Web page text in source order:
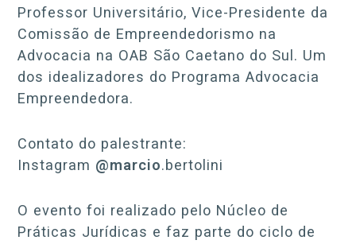
Professor Universitário, Vice-Presidente da
Comissão de Empreendedorismo na
Advocacia na OAB São Caetano do Sul. Um
dos idealizadores do Programa Advocacia
Empreendedora.
Contato do palestrante:
Instagram @marcio.bertolini
O evento foi realizado pelo Núcleo de
Práticas Jurídicas e faz parte do ciclo de